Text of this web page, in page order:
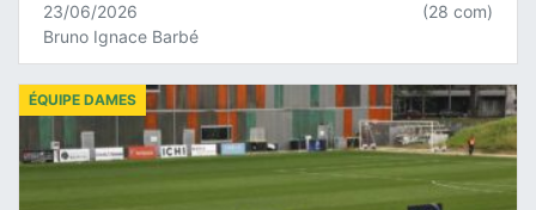
23/06/2026
Bruno Ignace Barbé
(28 com)
ÉQUIPE DAMES